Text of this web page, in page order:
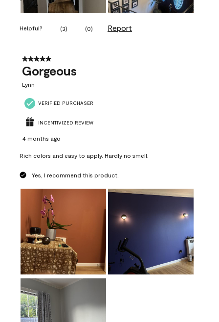
Helpful? (3) (0) Report
5 out of 5 stars.
Gorgeous
Lynn
VERIFIED PURCHASER
INCENTIVIZED REVIEW
4 months ago
Rich colors and easy to apply. Hardly no smell.
Yes, I recommend this product.